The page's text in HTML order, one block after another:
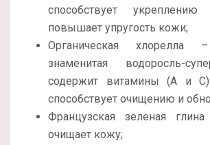
способствует
повышает упругость кожи;
Органическая
знаменитая водоросль-
содержит витамины (А и
способствует очищению и
Французская зеленая
очищает кожу;